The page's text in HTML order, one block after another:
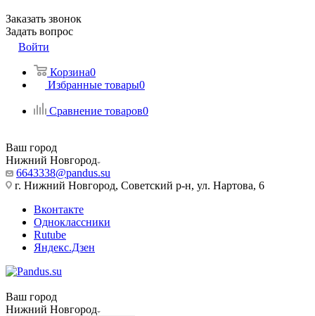
Заказать звонок
Задать вопрос
Войти
Корзина0
Избранные товары0
Сравнение товаров0
Ваш город
Нижний Новгород
6643338@pandus.su
г. Нижний Новгород, Советский р-н, ул. Нартова, 6
Вконтакте
Одноклассники
Rutube
Яндекс.Дзен
Ваш город
Нижний Новгород